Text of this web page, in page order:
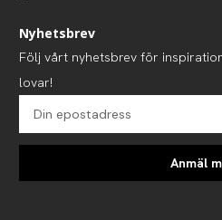
Nyhetsbrev
Följ vårt nyhetsbrev för
lovar!
Anmäl